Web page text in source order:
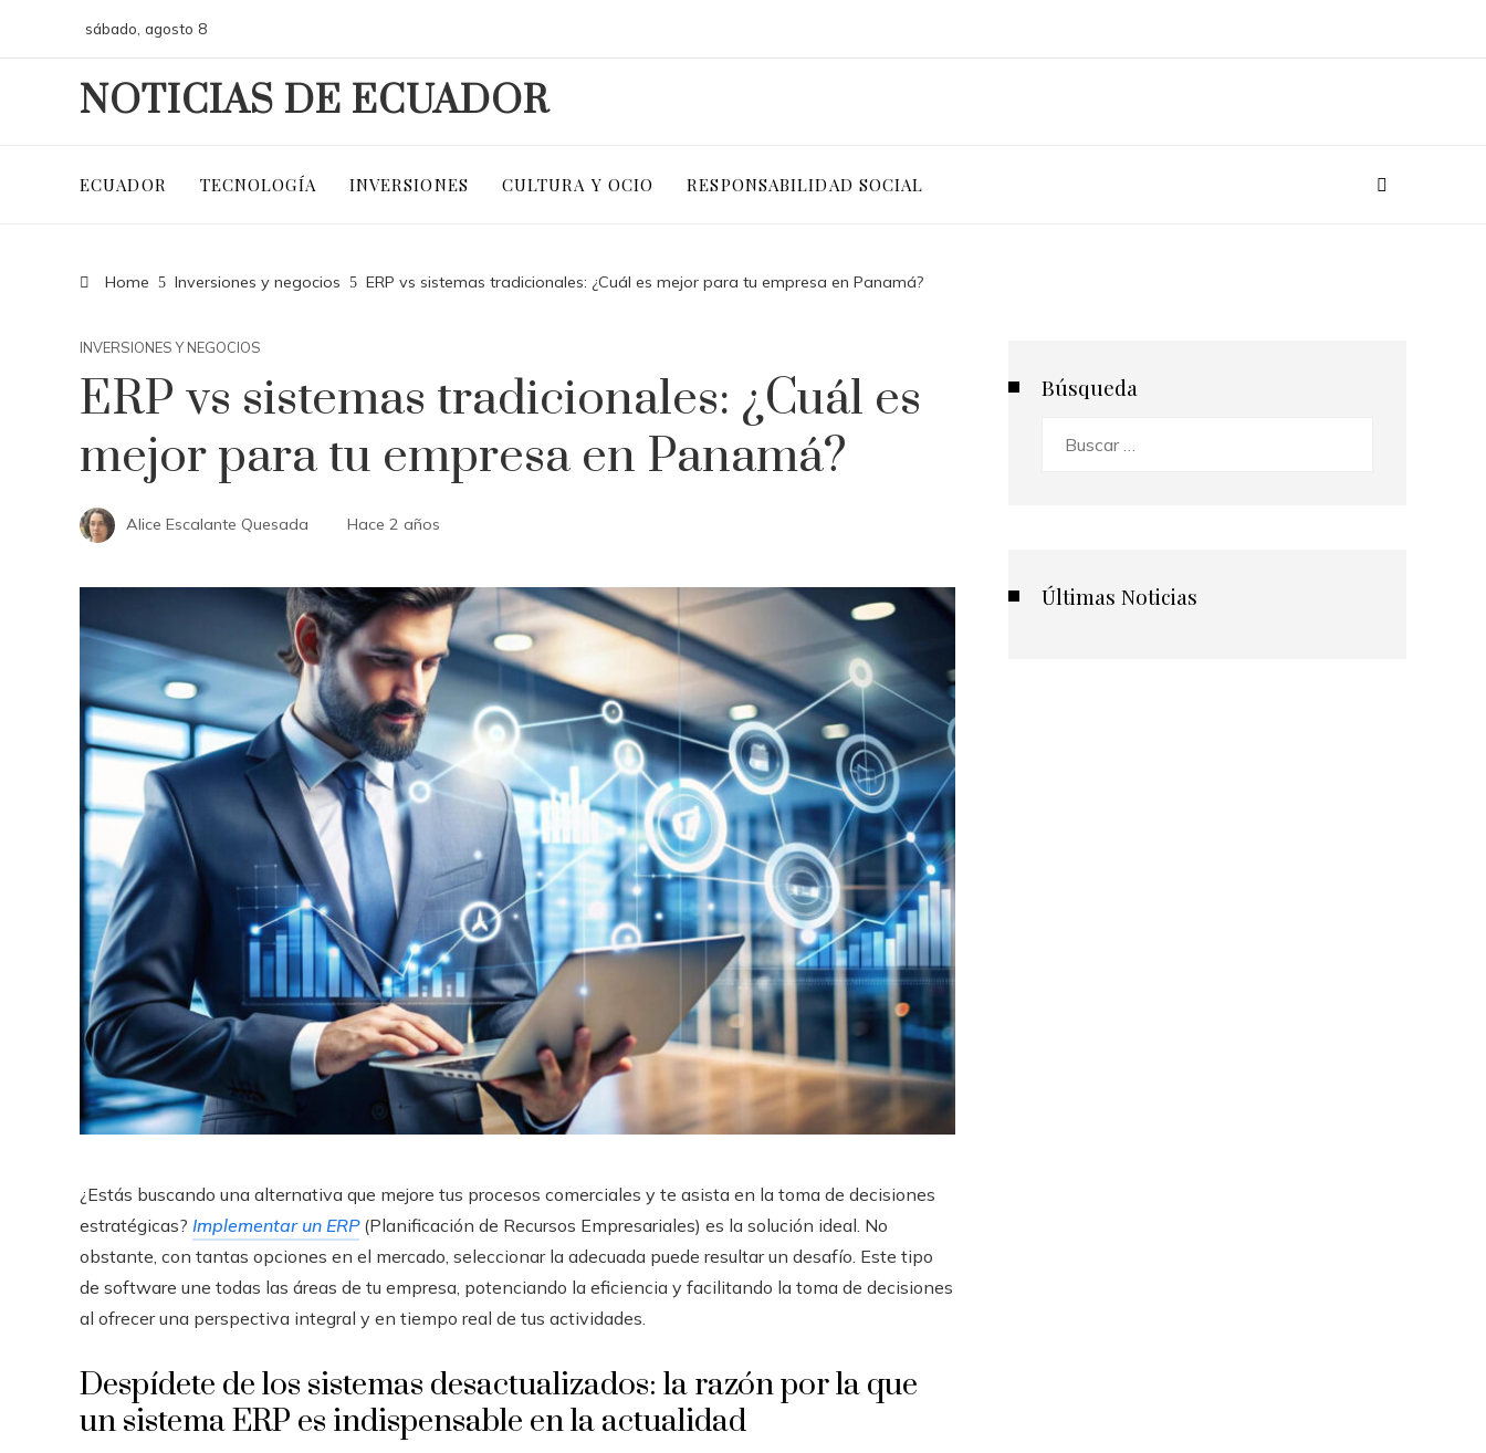
sábado, agosto 8
NOTICIAS DE ECUADOR
ECUADOR TECNOLOGÍA INVERSIONES CULTURA Y OCIO RESPONSABILIDAD SOCIAL
Home Inversiones y negocios ERP vs sistemas tradicionales: ¿Cuál es mejor para tu empresa en Panamá?
INVERSIONES Y NEGOCIOS
ERP vs sistemas tradicionales: ¿Cuál es
mejor para tu empresa en Panamá?
Alice Escalante Quesada Hace 2 años
¿Estás buscando una alternativa que mejore tus procesos comerciales y te asista en la toma de decisiones
estratégicas? Implementar un ERP(Planificación de Recursos Empresariales) es la solución ideal. No
obstante, con tantas opciones en el mercado, seleccionar la adecuada puede resultar un desafío. Este tipo
de software une todas las áreas de tu empresa, potenciando la eficiencia y facilitando la toma de decisiones
al ofrecer una perspectiva integral y en tiempo real de tus actividades.
Despídete de los sistemas desactualizados: la razón por la que
un sistema ERP es indispensable en la actualidad
Búsqueda
Últimas Noticias